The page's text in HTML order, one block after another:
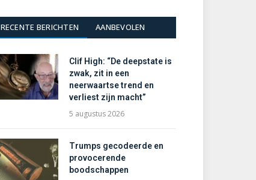
RECENTE BERICHTEN AANBEVOLEN
Clif High: “De deepstate is
zwak, zit in een
neerwaartse trend en
verliest zijn macht”
5 augustus 2026
Trumps gecodeerde en
provocerende
boodschappen